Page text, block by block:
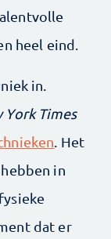
heel eind.
in.
York Times
. Het
in
dat er